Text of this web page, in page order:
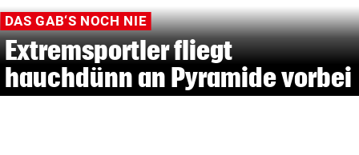
DAS GAB‘S NOCH NIE
Extremsportler fliegt
hauchdünn an Pyramide vorbei